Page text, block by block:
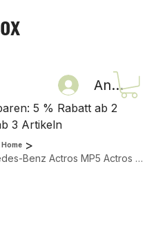
5 % Rabatt ab 2
3 Artikeln
Anmelden
Home >
LKW Spannbettlaken Mercedes-Benz Actros MP5 Actros L ProCabin & eActros Grau